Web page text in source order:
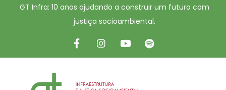
GT Infra: 10 anos ajudando a construir um futuro com
justiça socioambiental.